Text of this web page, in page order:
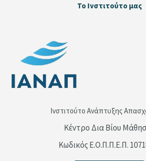
Παράλειψη Το Ινστιτούτο μαςΤο Ινστιτούτο μας
Ινστιτούτο Ανάπτυξης
Κέντρο Δια Βίου
Κωδικός Ε.Ο.Π.Π.Ε.Π.